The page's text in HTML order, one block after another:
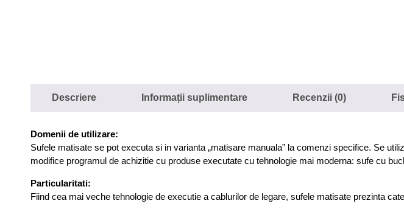
Descriere Informații suplimentare Recenzii (0)
Domenii de utilizare:
Sufele matisate se pot executa si in varianta „matisare manuala” la comenzi specifice. Se
modifice programul de achizitie cu produse executate cu tehnologie mai moderna: sufe cu
Particularitati:
Fiind cea mai veche tehnologie de executie a cablurilor de legare, sufele matisate prezinta